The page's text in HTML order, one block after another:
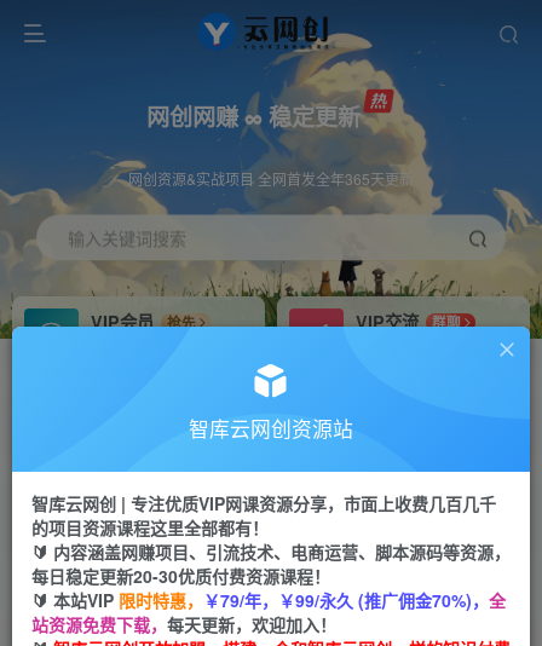
网创网赚 ∞ 稳定更新
网创资源&实战项目 全网首发全年365天更新
输入关键词搜索
VIP会员
抢先
VIP交流
群聊
研究探讨更多创业项目路子。
会员专属推广链接
网赚网创 项目
365天稳定跟新
APP下载
GO
首页 创业课程 会员专属 正文
智库云网创资源站
智库云网创 | 专注优质VIP网课资源分享，市面上收费几百几千
的项目资源课程这里全部都有！
🔰 内容涵盖网赚项目、引流技术、电商运营、脚本源码等资源，
每日稳定更新20-30优质付费资源课程！
🔰 本站VIP 限时特惠， ￥79/年，￥99/永久 (推广佣金70%)， 全
站资源免费下载， 每天更新，欢迎加入！